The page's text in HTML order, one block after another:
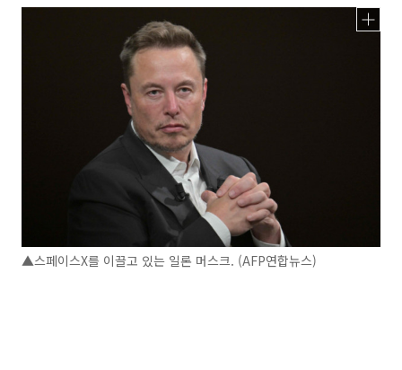
▲스페이스X를 이끌고 있는 일론 머스크. (AFP연합뉴스)